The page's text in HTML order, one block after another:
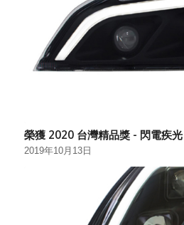
榮獲 2020 台灣精品獎 - 閃電疾
2019年10月13日